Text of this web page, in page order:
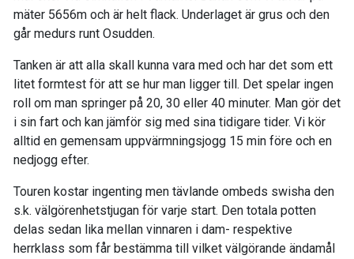
mäter 5656m och är helt flack. Underlaget är grus och den
går medurs runt Osudden.
Tanken är att alla skall kunna vara med och har det som ett
litet formtest för att se hur man ligger till. Det spelar ingen
roll om man springer på 20, 30 eller 40 minuter. Man gör det
i sin fart och kan jämför sig med sina tidigare tider. Vi kör
alltid en gemensam uppvärmningsjogg 15 min före och en
nedjogg efter.
Touren kostar ingenting men tävlande ombeds swisha den
s.k. välgörenhetstjugan för varje start. Den totala potten
delas sedan lika mellan vinnaren i dam- respektive
herrklass som får bestämma till vilket välgörande ändamål